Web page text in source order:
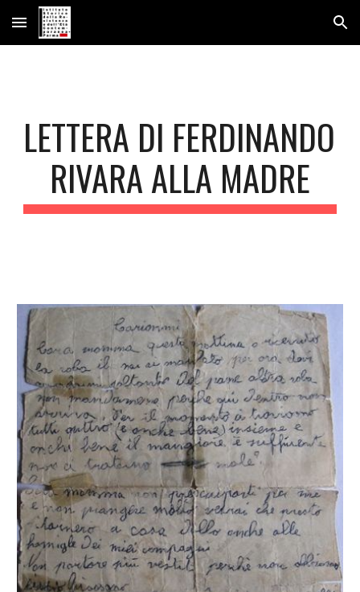
Skip to main content Skip to navigation
LETTERA DI FERDINANDO
RIVARA ALLA MADRE